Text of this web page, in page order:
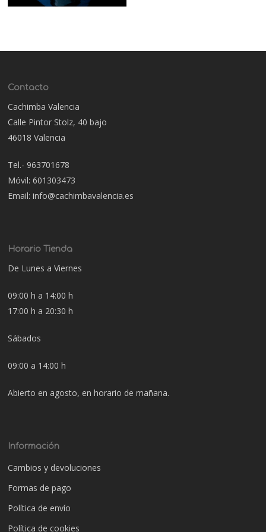
Contacto
Cachimba Valencia
Calle Pintor Stolz, 40 bajo
46018 Valencia
Tel.- 963701678
Móvil: 601303473
Email: info@cachimbavalencia.es
Horario Tienda
De Lunes a Viernes
09:00 h a 14:00 h
17:00 h a 20:30 h
Sábados
09:00 a 14:00 h
Abierto en agosto, en horario de mañana.
Información
Cambios y devoluciones
Formas de pago
Política de envío
Política de cookies